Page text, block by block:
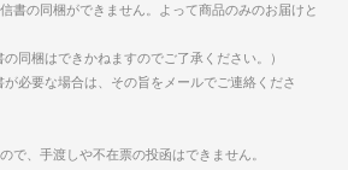
書の同梱ができません。よって商品のみのお届けと
同梱はできかねますのでご了承ください。）
必要な場合は、その旨をメールでご連絡くださ
で、手渡しや不在票の投函はできません。